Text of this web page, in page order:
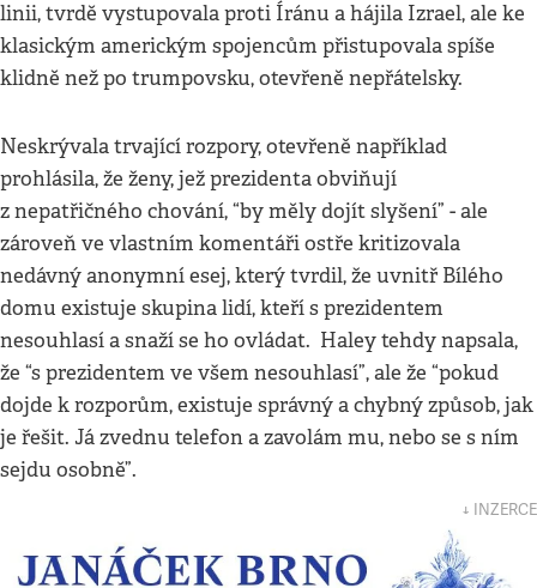
linii, tvrdě vystupovala proti Íránu a hájila Izrael, ale ke
klasickým americkým spojencům přistupovala spíše
klidně než po trumpovsku, otevřeně nepřátelsky.
Neskrývala trvající rozpory, otevřeně například
prohlásila, že ženy, jež prezidenta obviňují
z nepatřičného chování, “by měly dojít slyšení” - ale
zároveň ve vlastním komentáři ostře kritizovala
nedávný anonymní esej, který tvrdil, že uvnitř Bílého
domu existuje skupina lidí, kteří s prezidentem
nesouhlasí a snaží se ho ovládat. Haley tehdy napsala,
že “s prezidentem ve všem nesouhlasí”, ale že “pokud
dojde k rozporům, existuje správný a chybný způsob, jak
je řešit. Já zvednu telefon a zavolám mu, nebo se s ním
sejdu osobně”.
↓ INZERCE